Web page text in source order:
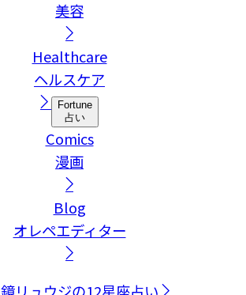
美容
Healthcare
ヘルスケア
Fortune
占い
Comics
漫画
Blog
オレペエディター
鏡リュウジの12星座占い